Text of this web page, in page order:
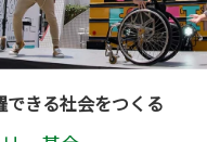
できる社会をつくる